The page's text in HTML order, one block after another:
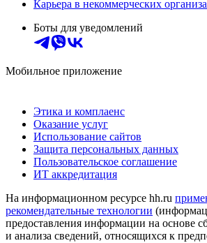
Карьера в некоммерческих
Боты для уведомлений
Мобильное приложение
Этика и комплаенс
Оказание услуг
Использование сайтов
Защита персональных данных
Пользовательское соглашение
ИТ аккредитация
На информационном ресурсе hh.ru
рекомендательные технологии
предоставления информации на основе
и анализа сведений, относящихся к